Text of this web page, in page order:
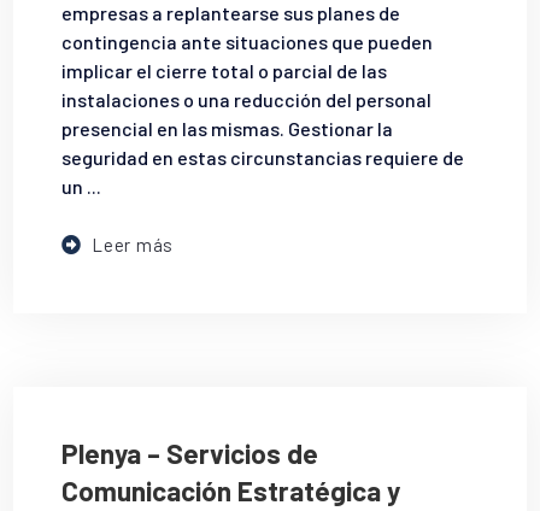
empresas a replantearse sus planes de
contingencia ante situaciones que pueden
implicar el cierre total o parcial de las
instalaciones o una reducción del personal
presencial en las mismas. Gestionar la
seguridad en estas circunstancias requiere de
un ...
Leer más
Plenya – Servicios de
Comunicación Estratégica y